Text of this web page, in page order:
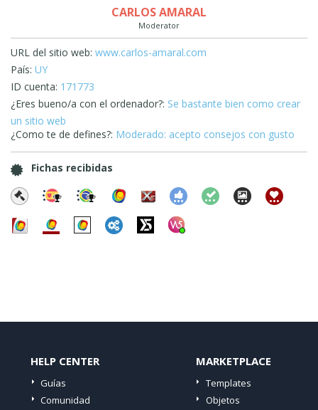
CARLOS AMARAL
Moderator
URL del sitio web: www.carlos-amaral.com
País: UY
ID cuenta: 171773
¿Eres bueno/a con el ordenador?: Se bastante bien como crear
un sitio web
¿Como te de defines?: Moderado: acepto consejos con gusto
Fichas recibidas
HELP CENTER
Guías
Comunidad
MARKETPLACE
Templates
Objetos